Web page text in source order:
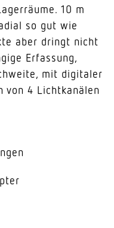
10 m
so gut wie
aber dringt nicht
Erfassung,
mit digitaler
von 4 Lichtkanälen